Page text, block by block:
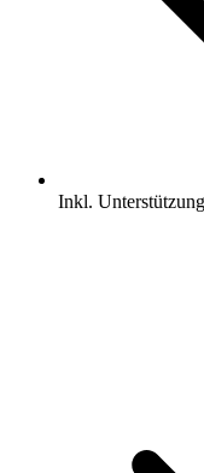
Inkl. Unterstützung